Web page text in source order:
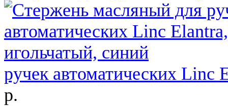
ручек автоматических Linc
р.